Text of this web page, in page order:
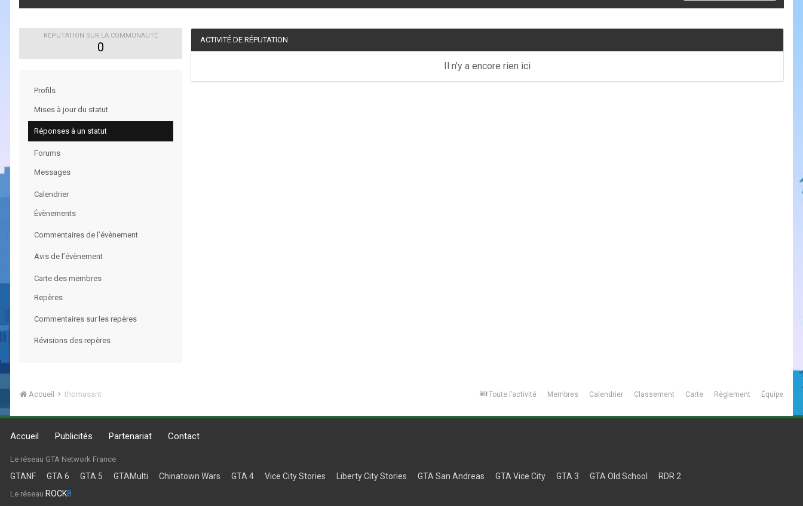
RÉPUTATION SUR LA COMMUNAUTÉ
0
Profils
Mises à jour du statut
Réponses à un statut
Forums
Messages
Calendrier
Évènements
Commentaires de l’évènement
Avis de l’évènement
Carte des membres
Repères
Commentaires sur les repères
Révisions des repères
ACTIVITÉ DE RÉPUTATION
Il n’y a encore rien ici
Toute l’activité Membres Calendrier Classement Carte Règlement Équipe
Accueil thomasant
Accueil Publicités Partenariat Contact
Le réseau GTA Network France
GTANF GTA 6 GTA 5 GTAMulti Chinatown Wars GTA 4 Vice City Stories Liberty City Stories GTA San Andreas GTA Vice City GTA 3 GTA Old School RDR 2
Le réseau ROCK8